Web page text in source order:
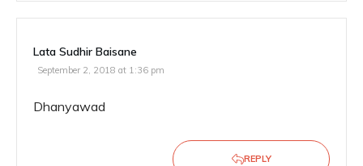
Lata Sudhir Baisane
September 2, 2018 at 1:36 pm
Dhanyawad
REPLY